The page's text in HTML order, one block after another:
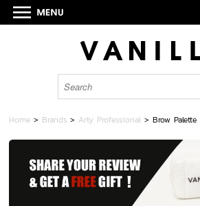
Home > Brands > Arty Professional >Brow Palette